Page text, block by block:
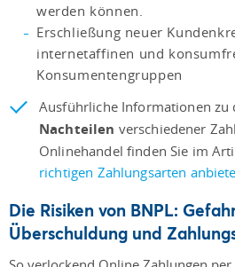
werden können.
Erschließung neuer
internetaffinen und
Konsumentengruppen
Ausführliche Informationen zu
Nachteilen verschiedener
Onlinehandel finden Sie im
richtigen Zahlungsarten
Die Risiken von BNPL:
Überschuldung und